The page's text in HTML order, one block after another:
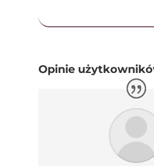
Opinie